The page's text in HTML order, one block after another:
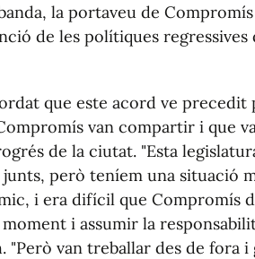
la portaveu de
de les polítiques regressives
que este acord ve precedit
van compartir i que
de la ciutat. "Esta
però teníem una situació
i era difícil que Compromís
i assumir la
"Però van treballar des de fora i